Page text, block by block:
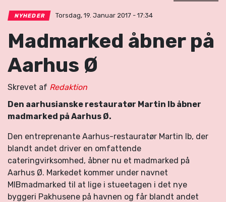
NYHEDER Torsdag, 19. Januar 2017 - 17:34
Madmarked åbner på
Aarhus Ø
Skrevet af Redaktion
Den aarhusianske restauratør Martin Ib åbner
madmarked på Aarhus Ø.
Den entreprenante Aarhus-restauratør Martin Ib, der
blandt andet driver en omfattende
cateringvirksomhed, åbner nu et madmarked på
Aarhus Ø. Markedet kommer under navnet
MIBmadmarked til at lige i stueetagen i det nye
byggeri Pakhusene på havnen og får blandt andet